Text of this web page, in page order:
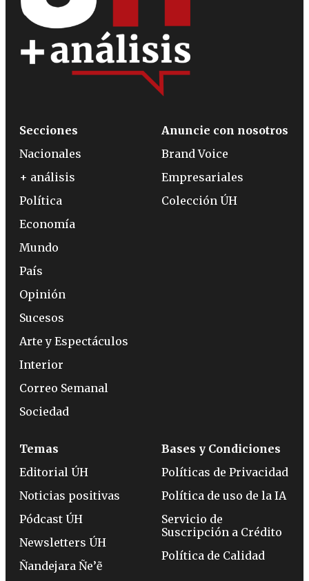
Secciones
Nacionales
+ análisis
Política
Economía
Mundo
País
Opinión
Sucesos
Arte y Espectáculos
Interior
Correo Semanal
Sociedad
Anuncie con nosotros
Brand Voice
Empresariales
Colección ÚH
Temas
Editorial ÚH
Noticias positivas
Pódcast ÚH
Newsletters ÚH
Ñandejara Ñe’ẽ
Bases y Condiciones
Políticas de Privacidad
Política de uso de la IA
Servicio de
Suscripción a Crédito
Política de Calidad